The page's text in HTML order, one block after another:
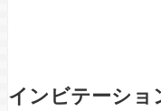
インビテーショ